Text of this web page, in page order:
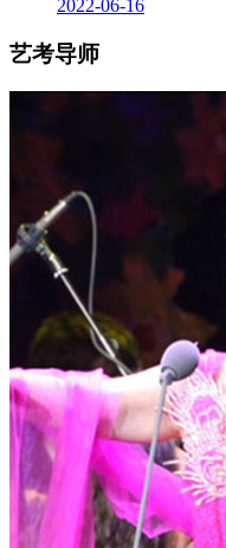
2022-06-16
艺考导师